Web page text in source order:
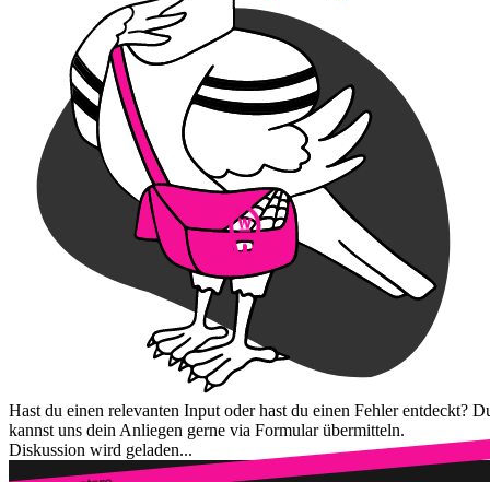
Hast du einen relevanten Input oder hast du einen Fehler entdeckt?
kannst uns dein Anliegen gerne via Formular übermitteln.
Diskussion wird geladen...